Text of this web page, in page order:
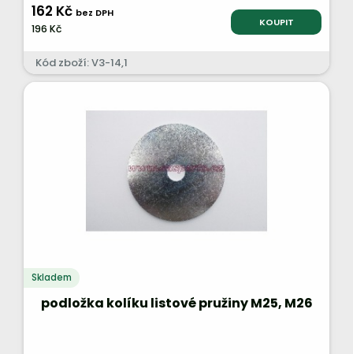
162 Kč bez DPH
196 Kč KOUPIT
Kód zboží: V3-14,1
Skladem
podložka kolíku listové pružiny M25, M26